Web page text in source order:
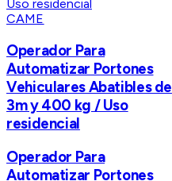
CAME
Operador Para
Automatizar Portones
Vehiculares Abatibles de
3m y 400 kg / Uso
residencial
Operador Para
Automatizar Portones